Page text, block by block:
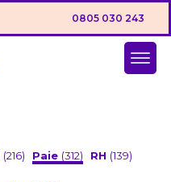
0805 030 243
(216) Paie (312) RH (139)